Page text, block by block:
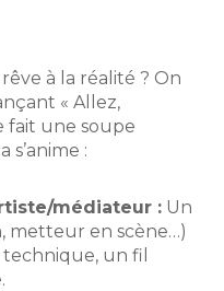
à la réalité ? On
« Allez,
fait une soupe
s’anime :
médiateur : Un
metteur en scène…)
un fil